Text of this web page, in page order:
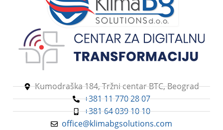
Kumodraška 184, Tržni centar BTC, Beograd
+381 11 770 28 07
+381 64 039 10 10
office@klimabgsolutions.com